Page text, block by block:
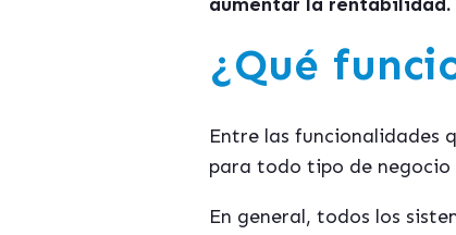
¿Qué
Entre las funcionalidades
para todo tipo de
En general, todos los